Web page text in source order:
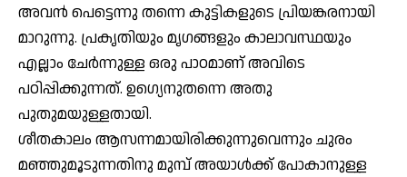
അവന്‍ പെട്ടെന്നു തന്നെ കുട്ടികളുടെ പ്രിയങ്കരനായി
മാറുന്നു. പ്രകൃതിയും മൃഗങ്ങളും കാലാവസ്ഥയും
എല്ലാം ചേര്‍ന്നുള്ള ഒരു പാഠമാണ് അവിടെ
പഠിപ്പിക്കുന്നത്. ഉഗ്യെനുതന്നെ അതു
പുതുമയുള്ളതായി.
ശീതകാലം ആസന്നമായിരിക്കുന്നുവെന്നും ചുരം
മഞ്ഞുമൂടുന്നതിനു മുമ്പ് അയാള്‍ക്ക് പോകാനുള്ള